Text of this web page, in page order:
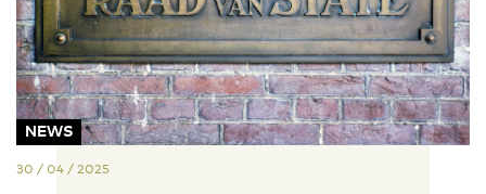
NEWS
30 / 04 / 2025